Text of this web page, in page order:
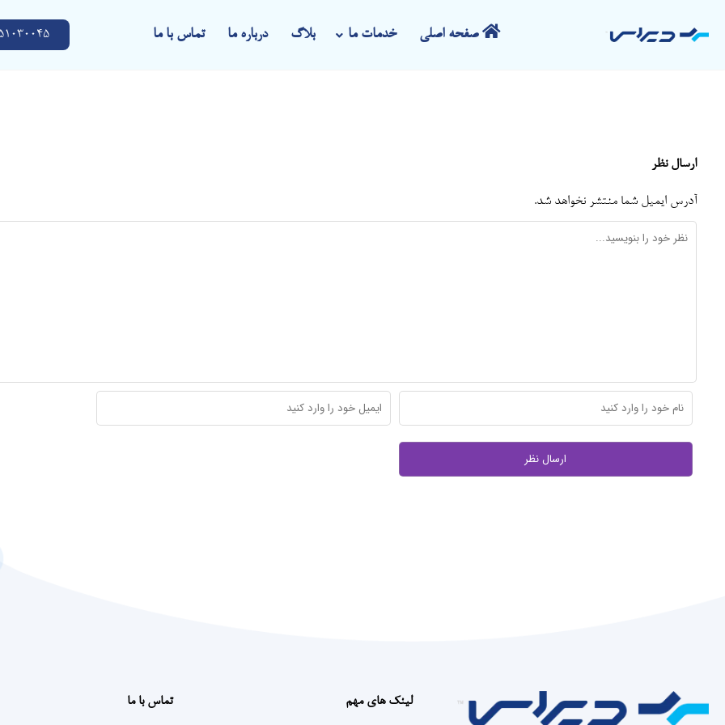
صفحه اصلی خدمات ما بلاگ درباره ما تماس با ما
ارسال نظر
آدرس ایمیل شما منتشر نخواهد شد.
لینک های مهم تماس با ما